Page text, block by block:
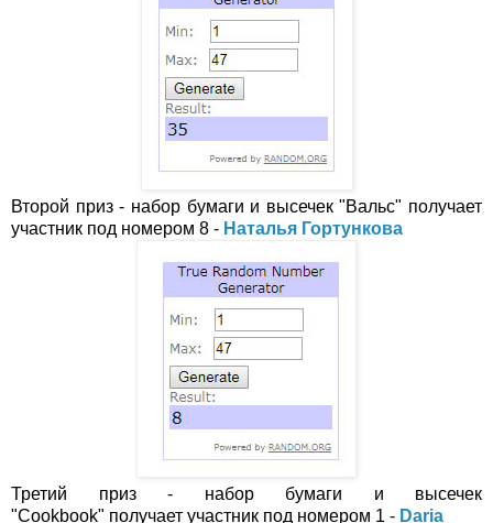
Второй приз - набор бумаги и высечек "Вальс" получает
участник под номером 8 - Наталья Гортункова
Третий приз - набор бумаги и высечек
"Cookbook" получает участник под номером 1 - Daria